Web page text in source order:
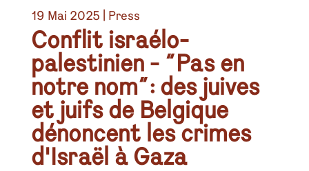
19 Mai 2025 Press
Conflit israélo-
palestinien - "Pas en
notre nom": des juives
et juifs de Belgique
dénoncent les crimes
d'Israël à Gaza